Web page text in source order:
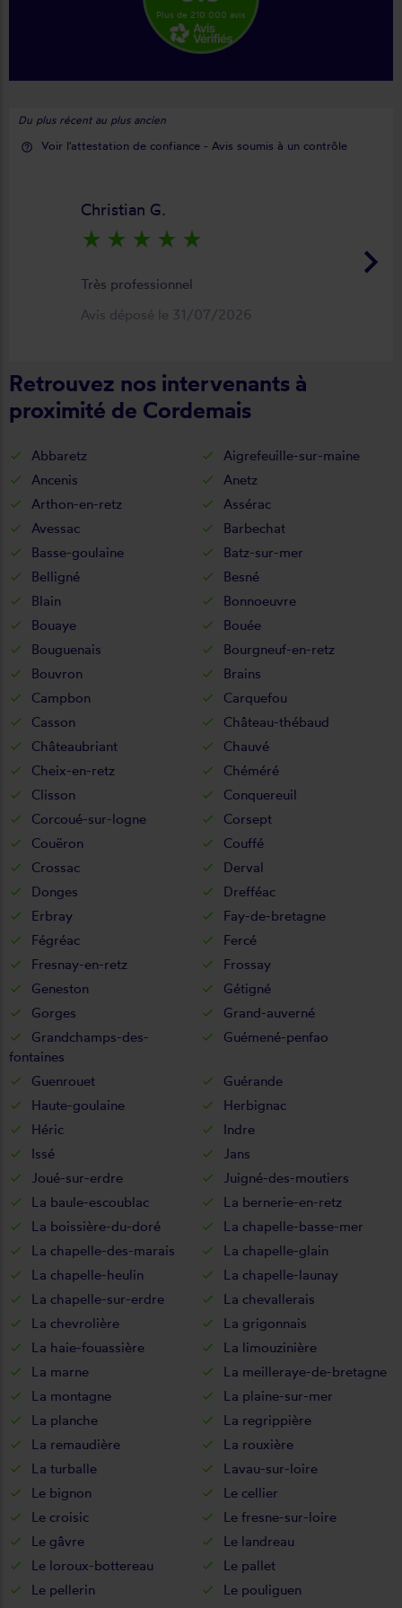
Plus de 210 000 avis
Du plus récent au plus ancien
help_outline Voir l'attestation de confiance - Avis soumis à un contrôle
keyboard_arrow_right
Christian G.
star_rate star_rate star_rate star_rate star_rate
Très professionnel
Avis déposé le 31/07/2026
Retrouvez nos intervenants à
proximité de Cordemais
Abbaretz
Aigrefeuille-sur-maine
Ancenis
Anetz
Arthon-en-retz
Assérac
Avessac
Barbechat
Basse-goulaine
Batz-sur-mer
Belligné
Besné
Blain
Bonnoeuvre
Bouaye
Bouée
Bouguenais
Bourgneuf-en-retz
Bouvron
Brains
Campbon
Carquefou
Casson
Château-thébaud
Châteaubriant
Chauvé
Cheix-en-retz
Chéméré
Clisson
Conquereuil
Corcoué-sur-logne
Corsept
Couëron
Couffé
Crossac
Derval
Donges
Drefféac
Erbray
Fay-de-bretagne
Fégréac
Fercé
Fresnay-en-retz
Frossay
Geneston
Gétigné
Gorges
Grand-auverné
Grandchamps-des-
fontaines
Guémené-penfao
Guenrouet
Guérande
Haute-goulaine
Herbignac
Héric
Indre
Issé
Jans
Joué-sur-erdre
Juigné-des-moutiers
La baule-escoublac
La bernerie-en-retz
La boissière-du-doré
La chapelle-basse-mer
La chapelle-des-marais
La chapelle-glain
La chapelle-heulin
La chapelle-launay
La chapelle-sur-erdre
La chevallerais
La chevrolière
La grigonnais
La haie-fouassière
La limouzinière
La marne
La meilleraye-de-bretagne
La montagne
La plaine-sur-mer
La planche
La regrippière
La remaudière
La rouxière
La turballe
Lavau-sur-loire
Le bignon
Le cellier
Le croisic
Le fresne-sur-loire
Le gâvre
Le landreau
Le loroux-bottereau
Le pallet
Le pellerin
Le pouliguen